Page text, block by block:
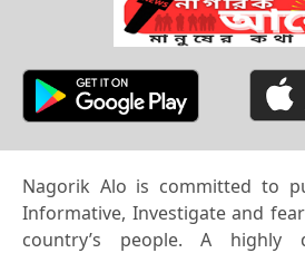
Nagorik Alo is committed to
Informative, Investigate and
country’s people. A highly